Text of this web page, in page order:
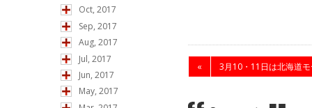
Oct, 2017
Sep, 2017
Aug, 2017
Jul, 2017
Jun, 2017
May, 2017
« 3月10・11日は北海道